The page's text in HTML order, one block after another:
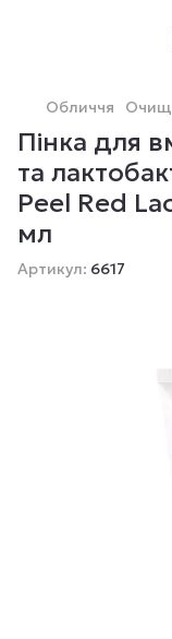
Обличчя
Пінка для
та
Peel Red
мл
Артикул: 6617